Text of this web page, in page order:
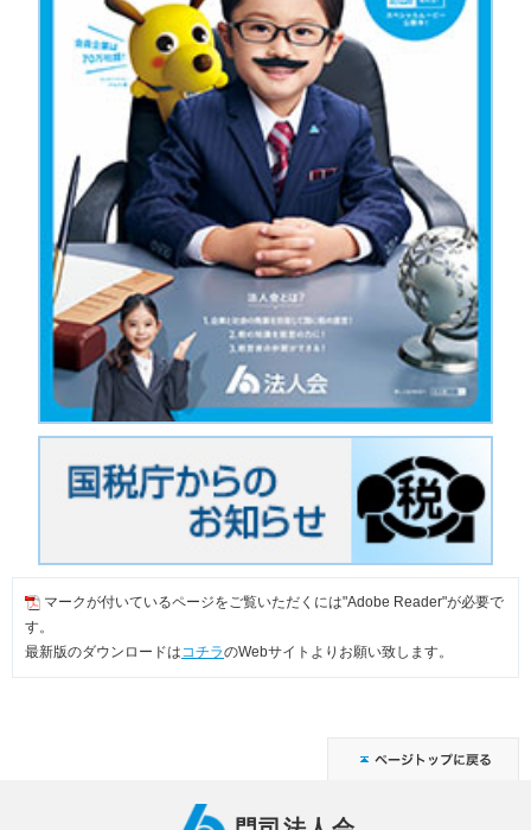
マークが付いているページをご覧いただくには"Adobe Reader"が必要で
す。
最新版のダウンロードは コチラのWebサイトよりお願い致します。